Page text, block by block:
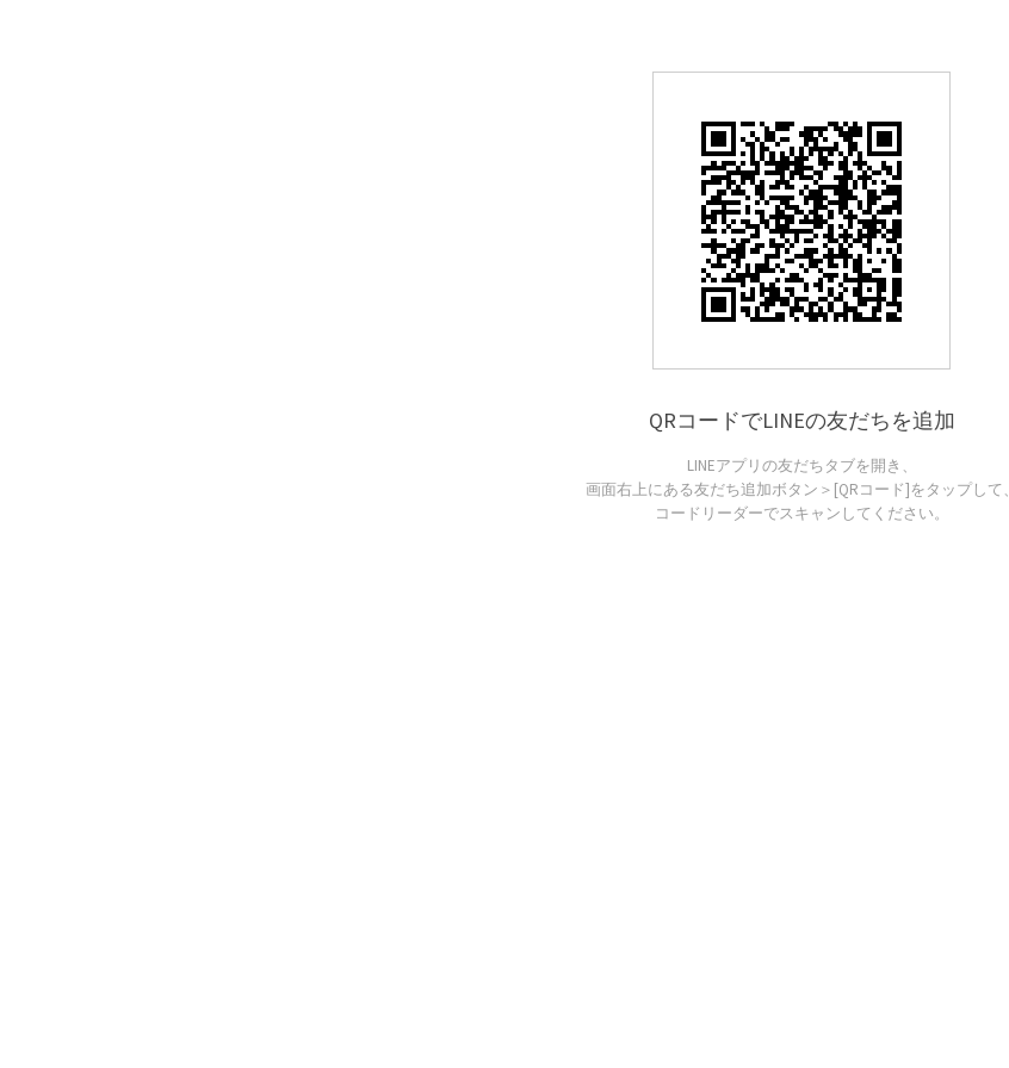
QRコードでLINEの友だちを追加
LINEアプリの友だちタブを開き、
画面右上にある友だち追加ボタン＞[QRコード]をタップして、
コードリーダーでスキャンしてください。